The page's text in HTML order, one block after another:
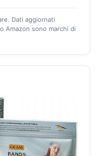
Dati aggiornati
Amazon sono marchi di